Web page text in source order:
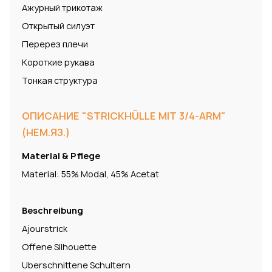
Ажурный трикотаж
Открытый силуэт
Перерез плечи
Короткие рукава
Тонкая структура
ОПИСАНИЕ "STRICKHÜLLE MIT 3/4-ARM"
(НЕМ.ЯЗ.)
Material & Pflege
Material: 55% Modal, 45% Acetat
Beschreibung
Ajourstrick
Offene Silhouette
Uberschnittene Schultern